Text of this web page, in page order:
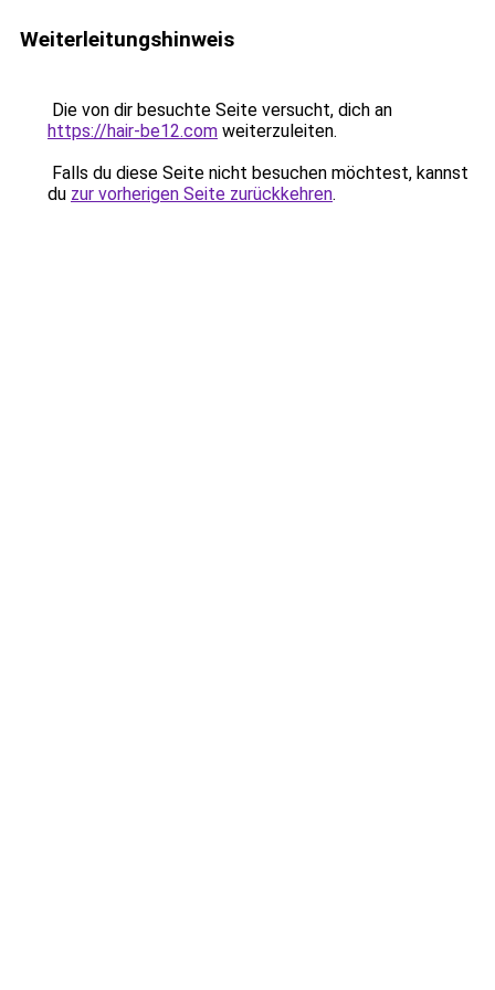
Weiterleitungshinweis
Die von dir besuchte Seite versucht, dich an
https://hair-be12.com weiterzuleiten.
Falls du diese Seite nicht besuchen möchtest, kannst
du zur vorherigen Seite zurückkehren.